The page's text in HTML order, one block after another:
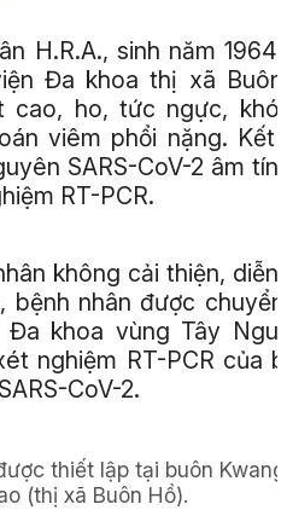
H.R.A., sinh năm 1964
Đa khoa thị xã
cao, ho, tức ngực, khó
viêm phổi nặng. Kết
SARS-CoV-2 âm
RT-PCR.
không cải thiện, diễn
bệnh nhân được
khoa vùng Tây
nghiệm RT-PCR của
CoV-2.
thiết lập tại buôn
(thị xã Buôn Hồ).